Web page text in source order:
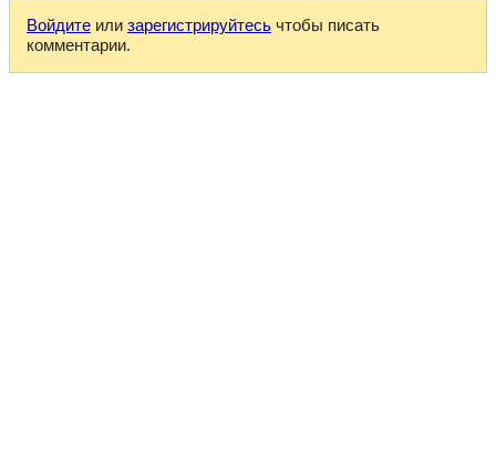
Войдите или зарегистрируйтесь чтобы писать
комментарии.